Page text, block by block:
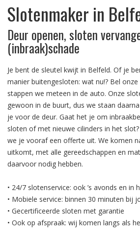
Slotenmaker in
Deur openen, sloten
(inbraak)schade
Je bent de sleutel kwijt in Belfeld. Of je
manier buitengesloten: wat nu!? Bel
stappen we meteen in de auto. Onze
gewoon in de buurt, dus we staan
je voor de deur. Gaat het je om
sloten of met nieuwe cilinders in het
we je vooraf een offerte uit. We komen
uitkomt, met alle gereedschappen en
daarvoor nodig hebben.
• 24/7 slotenservice: ook ’s avonds en in
• Mobiele service: binnen 30 minuten bij
• Gecertificeerde sloten met garantie
• Ook op afspraak: wij komen langs als